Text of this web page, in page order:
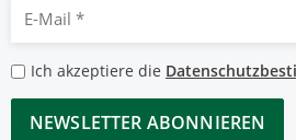
Mail
*
Datenschutzbestimmungen
*
Ich akzeptiere die
CAPTCHA